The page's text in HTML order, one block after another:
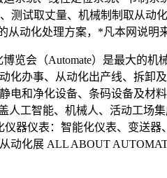
测试取丈量、机械制制取从动
动化处理方案，*凡本网说明
会（Automate）是最大的机
办事、从动化出产线、拆卸
电和净化设备、条码设备及材
人工智能、机械人、活动工场
器仪表：智能化仪表、变送器
化展 ALL ABOUT